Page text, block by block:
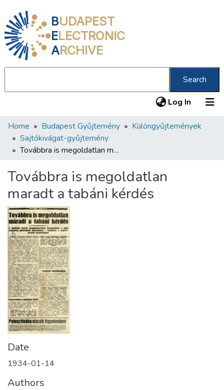
BUDAPEST
ELECTRONIC
ARCHIVE
Search
Log In (current)
Communities & Collections
All of DSpace
Home Budapest Gyűjtemény
Különgyűjtemények
Sajtókivágat-gyűjtemény
Továbbra is megoldatlan maradt a tabáni kérdés
Továbbra is megoldatlan
maradt a tabáni kérdés
Date
1934-01-14
Authors